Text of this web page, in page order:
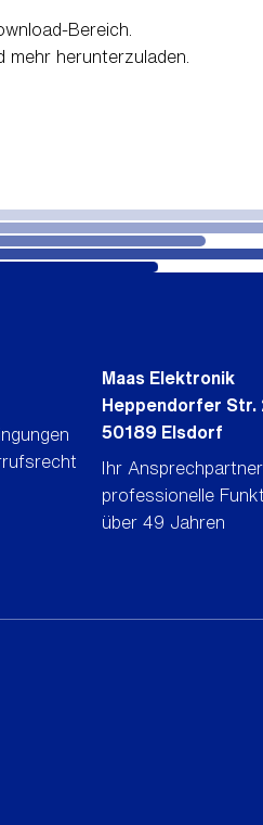
Bereich.
herunterzuladen.
Maas Elektronik
Heppendorfer Str.
50189 Elsdorf
Ihr
professionelle
über 49 Jahren